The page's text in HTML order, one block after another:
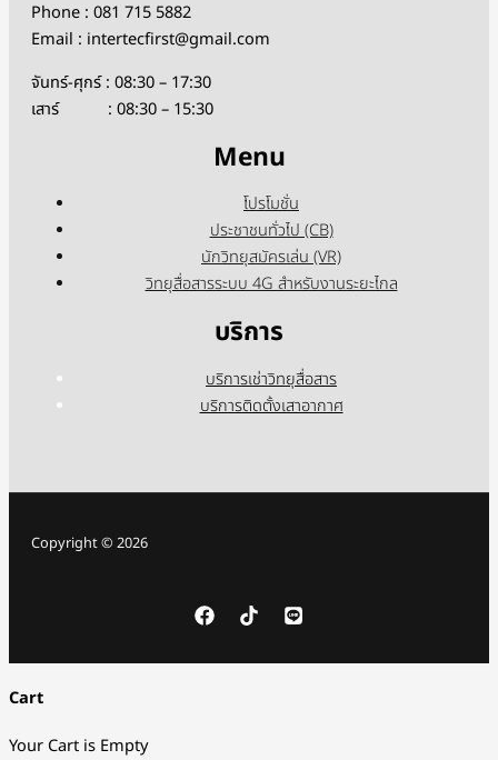
Phone : 081 715 5882
Email : intertecfirst@gmail.com
จันทร์-ศุกร์ : 08:30 – 17:30
เสาร์ : 08:30 – 15:30
Menu
โปรโมชั่น
ประชาชนทั่วไป (CB)
นักวิทยุสมัครเล่น (VR)
วิทยุสื่อสารระบบ 4G สำหรับงานระยะไกล
บริการ
บริการเช่าวิทยุสื่อสาร
บริการติดตั้งเสาอากาศ
Copyright © 2026
Cart
Your Cart is Empty